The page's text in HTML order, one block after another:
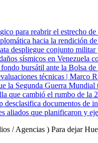
para reabrir el estrecho
hacia la rendición
despliegue conjunto
sísmicos en Venezuela
bursátil ante la Bolsa
técnicas |
la Segunda Guerra Mundial
que cambió el rumbo de la
desclasifica documentos
aliados que planificaron y
/ Agencias ) Para dejar